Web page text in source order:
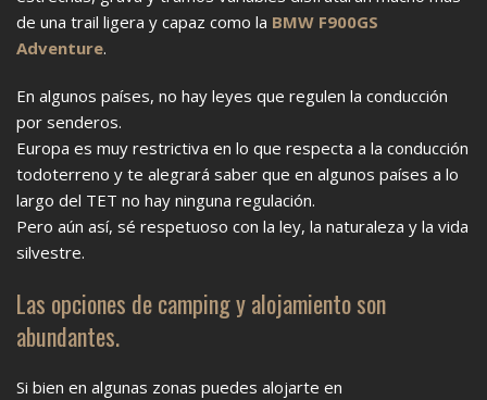
de una trail ligera y capaz como la BMW F900GS
Adventure.
En algunos países, no hay leyes que regulen la conducción
por senderos.
Europa es muy restrictiva en lo que respecta a la conducción
todoterreno y te alegrará saber que en algunos países a lo
largo del TET no hay ninguna regulación.
Pero aún así, sé respetuoso con la ley, la naturaleza y la vida
silvestre.
Las opciones de camping y alojamiento son
abundantes.
Si bien en algunas zonas puedes alojarte en